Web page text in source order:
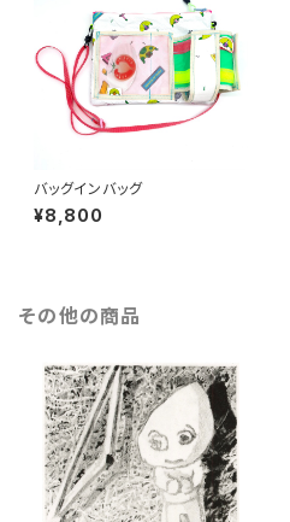
バッグインバッグ
¥8,800
その他の商品